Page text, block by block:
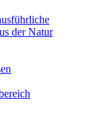
der Natur